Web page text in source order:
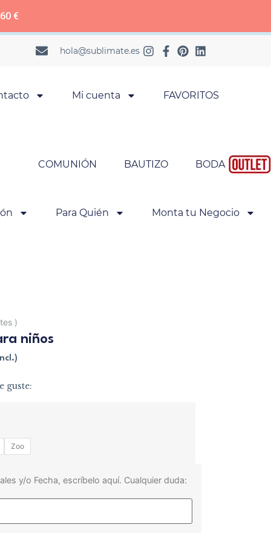
€
hola@sublimate.es
Mi cuenta FAVORITOS
COMUNIÓN BAUTIZO BODA
Para Quién Monta tu Negocio
)
niños
guste:
Zoo
y/o Fecha, escríbelo aquí. Cualquier duda: